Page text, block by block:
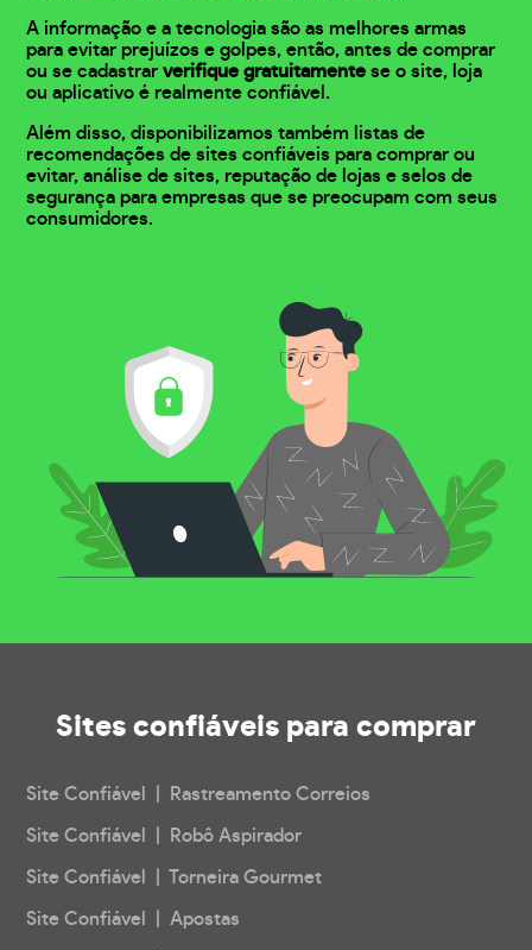
A informação e a tecnologia são as melhores armas
para evitar prejuízos e golpes, então, antes de comprar
ou se cadastrarverifique gratuitamente se o site, loja
ou aplicativo é realmente confiável.
Além disso, disponibilizamos também listas de
recomendações de sites confiáveis para comprar ou
evitar, análise de sites, reputação de lojas e selos de
segurança para empresas que se preocupam com seus
consumidores.
Sites confiáveis para comprar
Site Confiável | Rastreamento Correios
Site Confiável | Robô Aspirador
Site Confiável | Torneira Gourmet
Site Confiável | Apostas